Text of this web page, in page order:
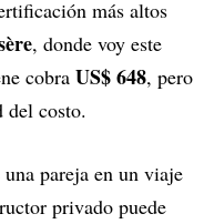
más altos
, donde voy este
cobra US$ 648, pero
del costo.
pareja en un viaje
privado puede